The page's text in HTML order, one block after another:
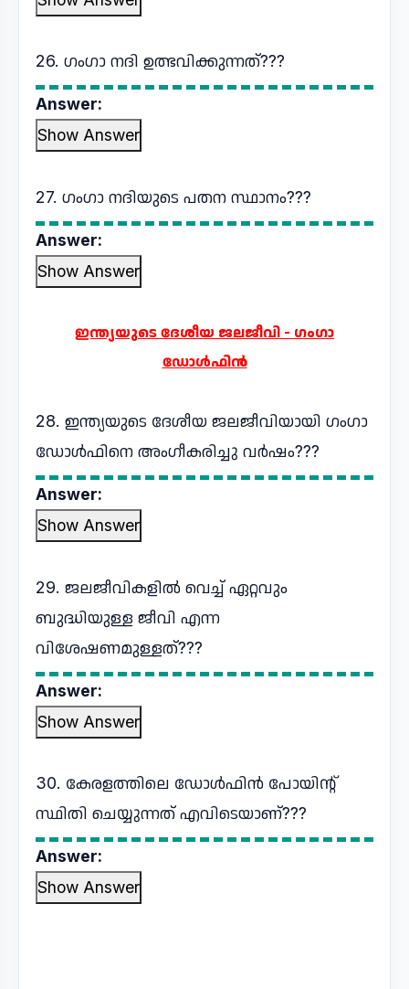
26. ഗംഗാ നദി ഉത്ഭവിക്കുന്നത്???
Answer:
Show Answer
27. ഗംഗാ നദിയുടെ പതന സ്ഥാനം???
Answer:
Show Answer
ഇന്ത്യയുടെ ദേശീയ ജലജീവി - ഗംഗാ
ഡോൾഫിൻ
28. ഇന്ത്യയുടെ ദേശീയ ജലജീവിയായി ഗംഗാ
ഡോൾഫിനെ അംഗീകരിച്ചു വർഷം???
Answer:
Show Answer
29. ജലജീവികളിൽ വെച്ച് ഏറ്റവും
ബുദ്ധിയുള്ള ജീവി എന്ന
വിശേഷണമുള്ളത്???
Answer:
Show Answer
30. കേരളത്തിലെ ഡോൾഫിൻ പോയിന്റ്
സ്ഥിതി ചെയ്യുന്നത് എവിടെയാണ്???
Answer:
Show Answer